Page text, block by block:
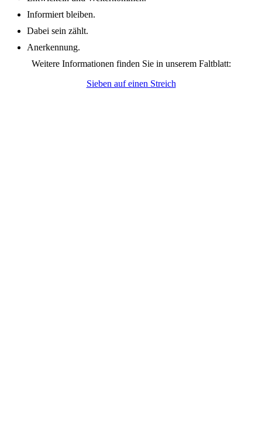
Informiert bleiben.
Dabei sein zählt.
Anerkennung.
Weitere Informationen finden Sie in unserem Faltblatt:
Sieben auf einen Streich